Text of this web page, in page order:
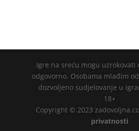
Igre na sreću mogu uzrokovati
odgovorno. Osobama mlađim
dozvoljeno sudjelovanje u
18+
Copyright © 2023
privatnosti